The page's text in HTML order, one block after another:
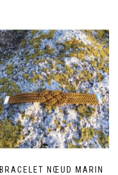
BRACELET NŒUD MARIN